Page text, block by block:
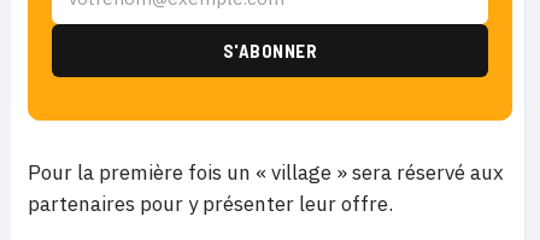
Pour la première fois un « village » sera réservé aux
partenaires pour y présenter leur offre.